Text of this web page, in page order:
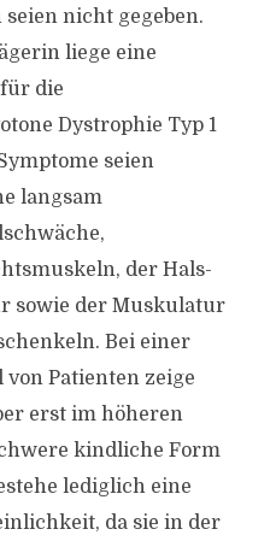
seien nicht gegeben.
liege eine
die
Dystrophie Typ 1
seien
langsam
der Hals-
sowie der Muskulatur
Bei einer
Patienten zeige
erst im höheren
kindliche Form
lediglich eine
da sie in der